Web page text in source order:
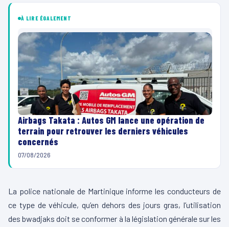
À LIRE ÉGALEMENT
Airbags Takata : Autos GM lance une opération de
terrain pour retrouver les derniers véhicules
concernés
07/08/2026
La police nationale de Martinique informe les conducteurs de
ce type de véhicule, qu’en dehors des jours gras, l’utilisation
des bwadjaks doit se conformer à la législation générale sur les